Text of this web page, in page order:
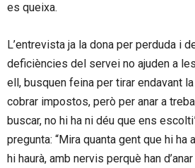
es queixa.
L’entrevista ja la dona per perduda i
deficiències del servei no ajuden a
ell, busquen feina per tirar endavant
cobrar impostos, però per anar a
buscar, no hi ha ni déu que ens
pregunta: “Mira quanta gent que hi ha
hi haurà, amb nervis perquè han